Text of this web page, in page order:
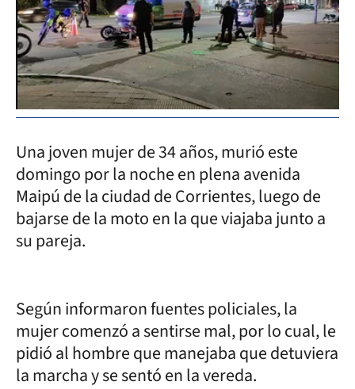
Una joven mujer de 34 años, murió este
domingo por la noche en plena avenida
Maipú de la ciudad de Corrientes, luego de
bajarse de la moto en la que viajaba junto a
su pareja.
Según informaron fuentes policiales, la
mujer comenzó a sentirse mal, por lo cual, le
pidió al hombre que manejaba que detuviera
la marcha y se sentó en la vereda.